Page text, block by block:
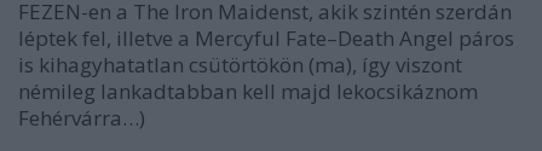
FEZEN-en a The Iron Maidenst, akik szintén szerdán
léptek fel, illetve a Mercyful Fate–Death Angel páros
is kihagyhatatlan csütörtökön (ma), így viszont
némileg lankadtabban kell majd lekocsikáznom
Fehérvárra…)